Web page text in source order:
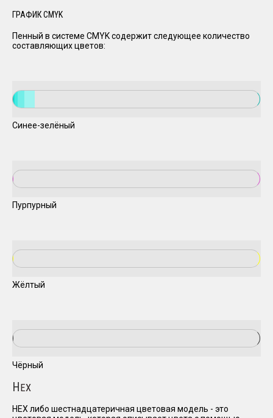
ГРАФИК CMYK
Пенный в системе CMYK содержит следующее количество
составляющих цветов:
Синее-зелёный
Пурпурный
Жёлтый
Чёрный
HEX
HEX либо шестнадцатеричная цветовая модель - это